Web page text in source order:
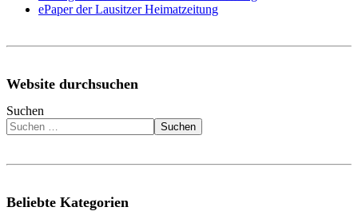
ePaper der Lausitzer Heimatzeitung
Website durchsuchen
Suchen
Suchen
Beliebte Kategorien